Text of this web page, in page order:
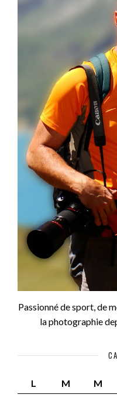
Passionné de sport, de
la photographie
L M M